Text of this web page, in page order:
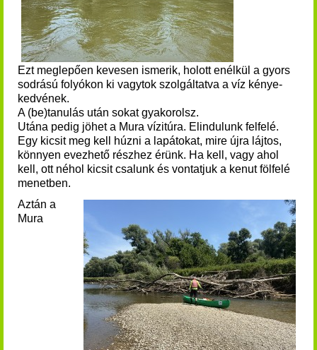
Ezt meglepően kevesen ismerik, holott enélkül a gyors
sodrású folyókon ki vagytok szolgáltatva a víz kénye-
kedvének.
A (be)tanulás után sokat gyakorolsz.
Utána pedig jöhet a Mura vízitúra. Elindulunk felfelé.
Egy kicsit meg kell húzni a lapátokat, mire újra lájtos,
könnyen evezhető részhez érünk. Ha kell, vagy ahol
kell, ott néhol kicsit csalunk és vontatjuk a kenut fölfelé
menetben.
Aztán a
Mura